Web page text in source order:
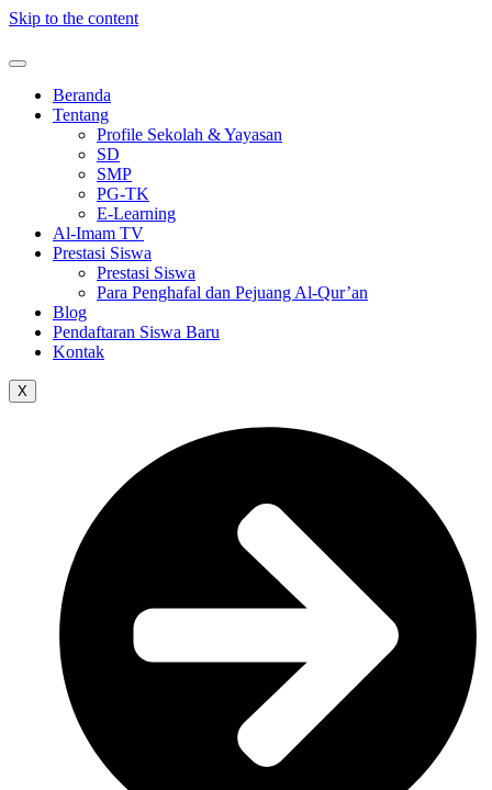
Skip to the content
Beranda
Tentang
Profile Sekolah & Yayasan
SD
SMP
PG-TK
E-Learning
Al-Imam TV
Prestasi Siswa
Prestasi Siswa
Para Penghafal dan Pejuang Al-Qur’an
Blog
Pendaftaran Siswa Baru
Kontak
X